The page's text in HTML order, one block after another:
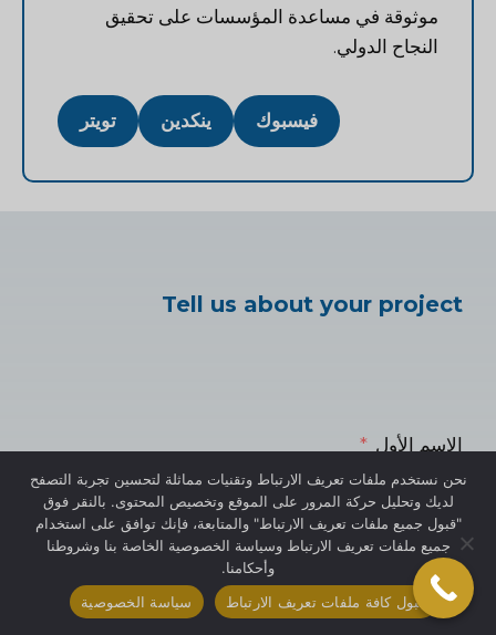
موثوقة في مساعدة المؤسسات على تحقيق
النجاح الدولي.
فيسبوك ينكدين تويتر
Tell us about your project
الاسم الأول
بريد إلكتروني
نحن نستخدم ملفات تعريف الارتباط وتقنيات مماثلة لتحسين تجربة التصفح
لديك وتحليل حركة المرور على الموقع وتخصيص المحتوى. بالنقر فوق
"قبول جميع ملفات تعريف الارتباط" والمتابعة، فإنك توافق على استخدام
جميع ملفات تعريف الارتباط وسياسة الخصوصية الخاصة بنا وشروطنا
وأحكامنا.
قبول كافة ملفات تعريف الارتباط
سياسة الخصوصية